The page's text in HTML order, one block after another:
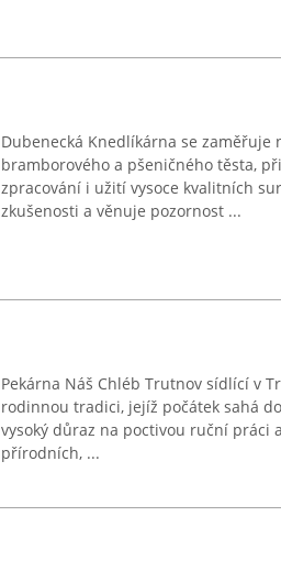
Dubenecká Knedlíkárna se
bramborového a pšeničného těsta,
zpracování i užití vysoce kvalitních
zkušenosti a věnuje pozornost ...
Pekárna Náš Chléb Trutnov sídlící v
rodinnou tradici, jejíž počátek sahá
vysoký důraz na poctivou ruční
přírodních, ...